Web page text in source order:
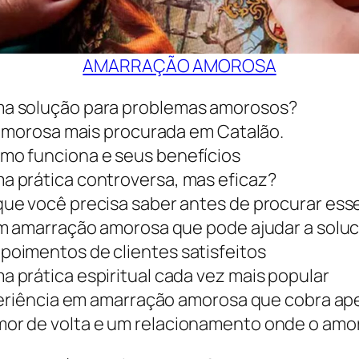
AMARRAÇÃO AMOROSA
solução para problemas amorosos?
mais procurada em Catalão.
funciona e seus benefícios
prática controversa, mas eficaz?
você precisa saber antes de procurar
amorosa que pode ajudar a
de clientes satisfeitos
prática espiritual cada vez mais popular
em amarração amorosa que cobra
de volta e um relacionamento onde o